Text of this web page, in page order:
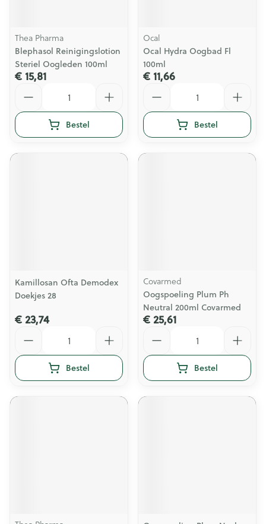
Thea Pharma
Blephasol Reinigingslotion
Steriel Oogleden 100ml
€ 15,81
Bestel
Ocal
Ocal Hydra Oogbad Fl
100ml
€ 11,66
Bestel
Kamillosan Ofta Demodex
Doekjes 28
€ 23,74
Bestel
Covarmed
Oogspoeling Plum Ph
Neutral 200ml Covarmed
€ 25,61
Bestel